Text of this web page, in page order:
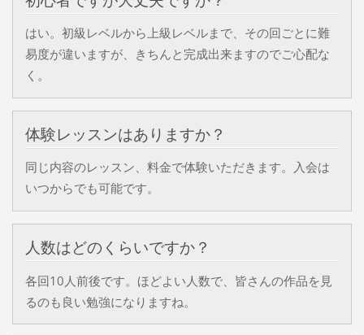
はい。初級レベルから上級レベルまで、その回ごとに難
易度が違いますが、きちんと完成出来ますのでご心配な
く。
体験レッスンはありますか？
同じ内容のレッスン、料金で体験いただきます。入会は
いつからでも可能です。
人数はどのくらいですか？
各回10人前後です。ほどよい人数で、皆さんの作品を見
るのも良い勉強になりますね。